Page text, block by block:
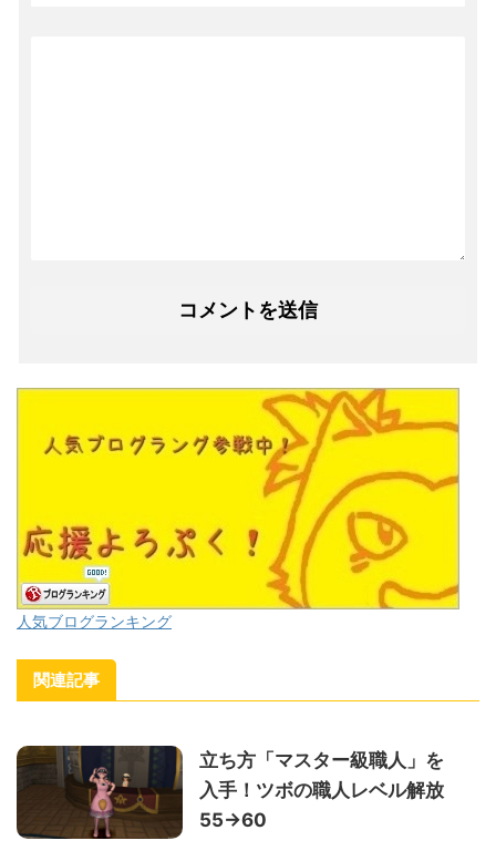
人気ブログランキング
関連記事
立ち方「マスター級職人」を
入手！ツボの職人レベル解放
55→60